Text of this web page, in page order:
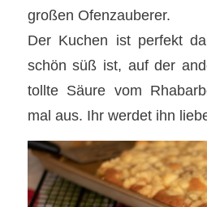
großen Ofenzauberer.
Der Kuchen ist perfekt
schön süß ist, auf der
tollte Säure vom
mal aus. Ihr werdet ihn